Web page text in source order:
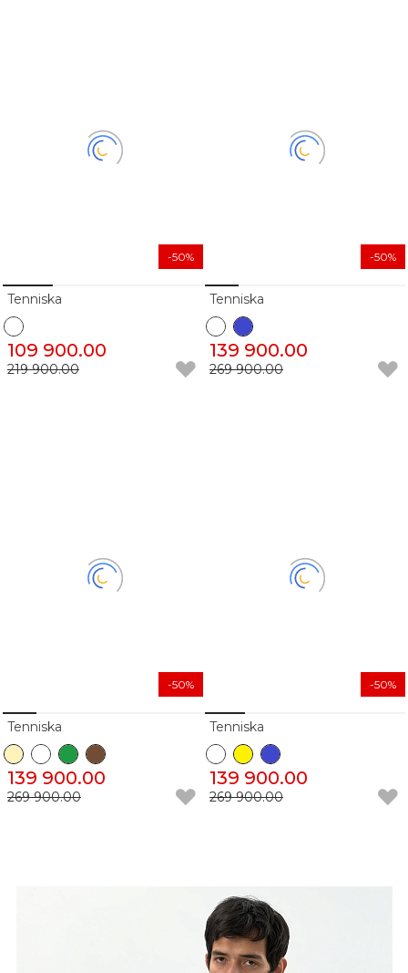
Tenniska
109 900.00
219 900.00
-50%
Tenniska
139 900.00
269 900.00
-50%
Tenniska
139 900.00
269 900.00
-50%
Tenniska
139 900.00
269 900.00
-50%